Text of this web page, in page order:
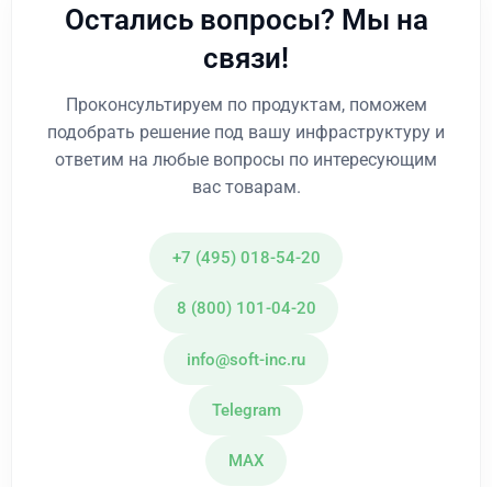
Остались вопросы? Мы на
связи!
Проконсультируем по продуктам, поможем
подобрать решение под вашу инфраструктуру и
ответим на любые вопросы по интересующим
вас товарам.
+7 (495) 018-54-20
8 (800) 101-04-20
info@soft-inc.ru
Telegram
MAX